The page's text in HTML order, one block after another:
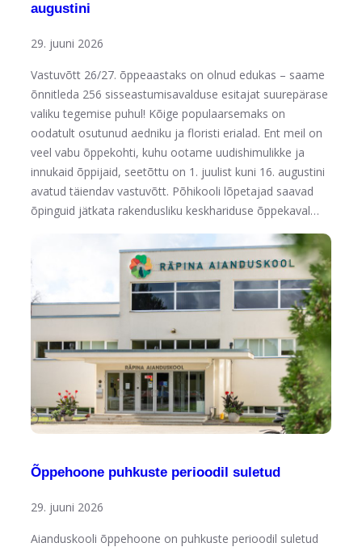
augustini
29. juuni 2026
Vastuvõtt 26/27. õppeaastaks on olnud edukas – saame
õnnitleda 256 sisseastumisavalduse esitajat suurepärase
valiku tegemise puhul! Kõige populaarsemaks on
oodatult osutunud aedniku ja floristi erialad. Ent meil on
veel vabu õppekohti, kuhu ootame uudishimulikke ja
innukaid õppijaid, seetõttu on 1. juulist kuni 16. augustini
avatud täiendav vastuvõtt. Põhikooli lõpetajad saavad
õpinguid jätkata rakendusliku keskhariduse õppekaval…
Õppehoone puhkuste perioodil suletud
29. juuni 2026
Aianduskooli õppehoone on puhkuste perioodil suletud